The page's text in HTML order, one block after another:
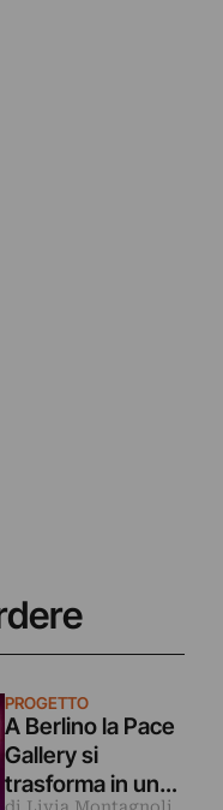
PROGETTO
A Berlino la Pace
Gallery si
trasforma in un